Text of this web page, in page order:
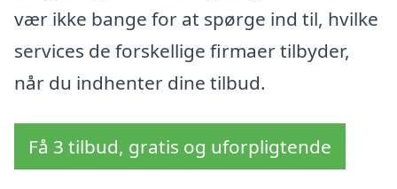
vær ikke bange for at spørge ind til, hvilke
services de forskellige firmaer tilbyder,
når du indhenter dine tilbud.
Få 3 tilbud, gratis og uforpligtende